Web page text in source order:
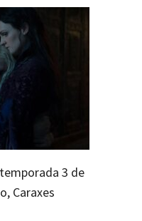
3 de
Caraxes